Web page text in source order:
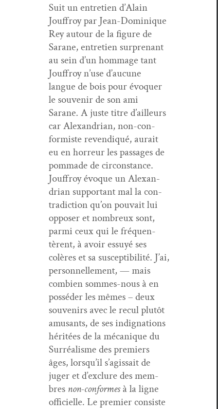
Suit un entre­tien d’Alain
Jouf­froy par Jean-Dominique
Rey autour de la fig­ure de
Sarane, entre­tien sur­prenant
au sein d’un hom­mage tant
Jouf­froy n’use d’au­cune
langue de bois pour évo­quer
le sou­venir de son ami
Sarane. A juste titre d’ailleurs
car Alexan­dri­an, non-con­
formiste revendiqué, aurait
eu en hor­reur les pas­sages de
pom­made de cir­con­stance.
Jouf­froy évoque un Alexan­
dri­an sup­por­t­ant mal la con­
tra­dic­tion qu’on pou­vait lui
oppos­er et nom­breux sont,
par­mi ceux qui le fréquen­
tèrent, à avoir essuyé ses
colères et sa sus­cep­ti­bil­ité. J’ai,
per­son­nelle­ment, — mais
com­bi­en sommes-nous à en
pos­séder les mêmes – deux
sou­venirs avec le recul plutôt
amu­sants, de ses indig­na­tions
héritées de la mécanique du
Sur­réal­isme des pre­miers
âges, lorsqu’il s’agis­sait de
juger et d’ex­clure des mem­
bres non-con­formesà la ligne
offi­cielle. Le pre­mier con­siste